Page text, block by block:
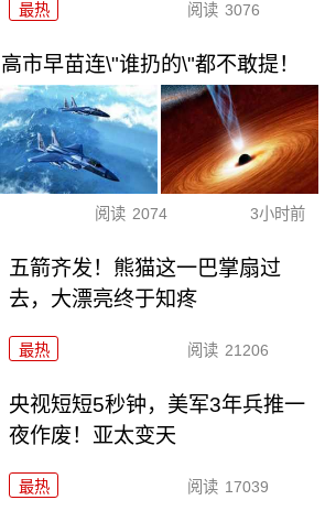
最热 阅读 3076
市早苗连\"谁扔的\"都不敢提！
阅读 2074 3小时前
五箭齐发！熊猫这一巴掌扇过
去，大漂亮终于知疼
最热 阅读 21206
央视短短5秒钟，美军3年兵推一
夜作废！亚太变天
最热 阅读 17039